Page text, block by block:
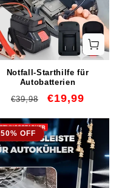
Notfall-Starthilfe für
Autobatterien
Normaler
€39,98 Verkaufspreis
€19,99
50% OFF